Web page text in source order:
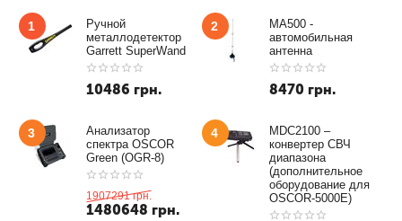
1
Ручной
металлодетектор
Garrett SuperWand
10486 грн.
2
MA500 -
автомобильная
антенна
8470 грн.
3
Анализатор
спектра OSCOR
Green (OGR-8)
1907291 грн.
1480648 грн.
4
MDC2100 –
конвертер СВЧ
диапазона
(дополнительное
оборудование для
OSCOR-5000E)